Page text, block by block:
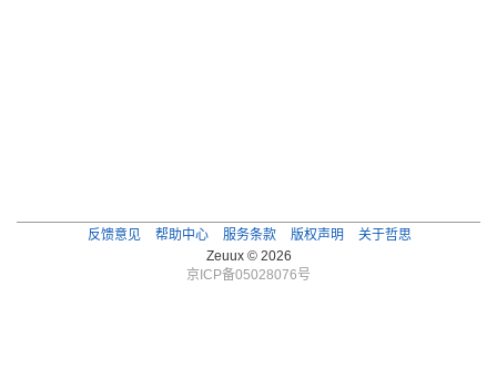
反馈意见 帮助中心 服务条款 版权声明
关于哲思
Zeuux © 2026
京ICP备05028076号